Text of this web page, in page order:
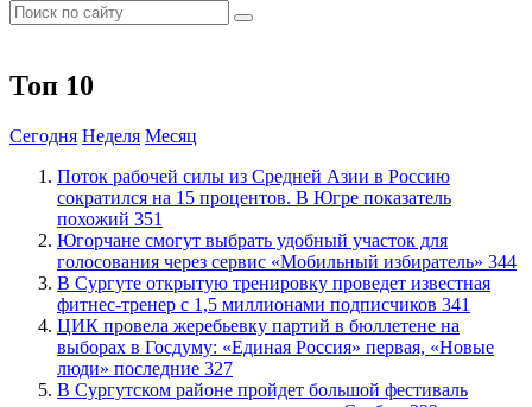
Топ 10
Сегодня Неделя Месяц
Поток рабочей силы из Средней Азии в Россию
сократился на 15 процентов. В Югре показатель
похожий 351
Югорчане смогут выбрать удобный участок для
голосования через сервис «Мобильный избиратель» 344
В Сургуте открытую тренировку проведет известная
фитнес-тренер с 1,5 миллионами подписчиков 341
ЦИК провела жеребьевку партий в бюллетене на
выборах в Госдуму: «Единая Россия» первая, «Новые
люди» последние 327
В Сургутском районе пройдет большой фестиваль